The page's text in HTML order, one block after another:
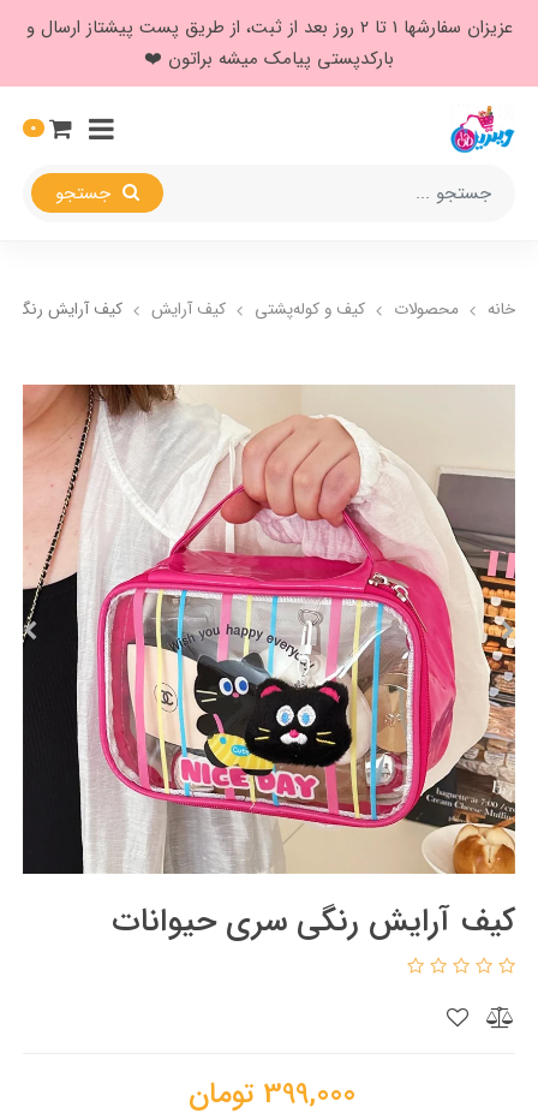
عزیزان سفارشها ۱ تا ۲ روز بعد از ثبت، از طریق پست پیشتاز ارسال و
بارکدپستی پیامک میشه براتون ❤️
0
خانه محصولات کیف و کوله‌پشتی کیف آرایش کیف آرایش رنگی
کیف آرایش رنگی سری حیوانات
399,000 تومان